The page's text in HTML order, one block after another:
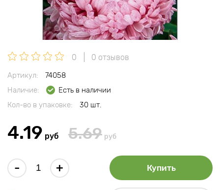
0 0 отзывов
Артикул:
74058
Наличие:
Есть в наличии
Кол-во в упаковке:
30 шт.
4.19 руб 5.69 руб
- + Купить